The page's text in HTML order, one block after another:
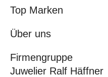
Top Marken
Über uns
Firmengruppe
Juwelier Ralf Häffner